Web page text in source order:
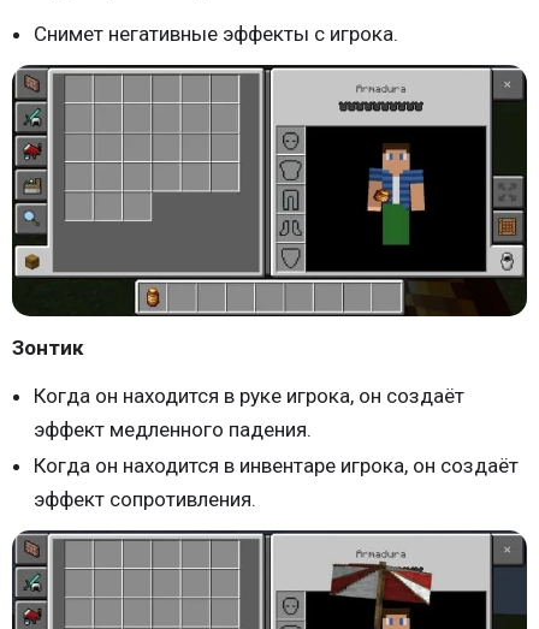
Снимет негативные эффекты с игрока.
Зонтик
Когда он находится в руке игрока, он создаёт
эффект медленного падения.
Когда он находится в инвентаре игрока, он создаёт
эффект сопротивления.